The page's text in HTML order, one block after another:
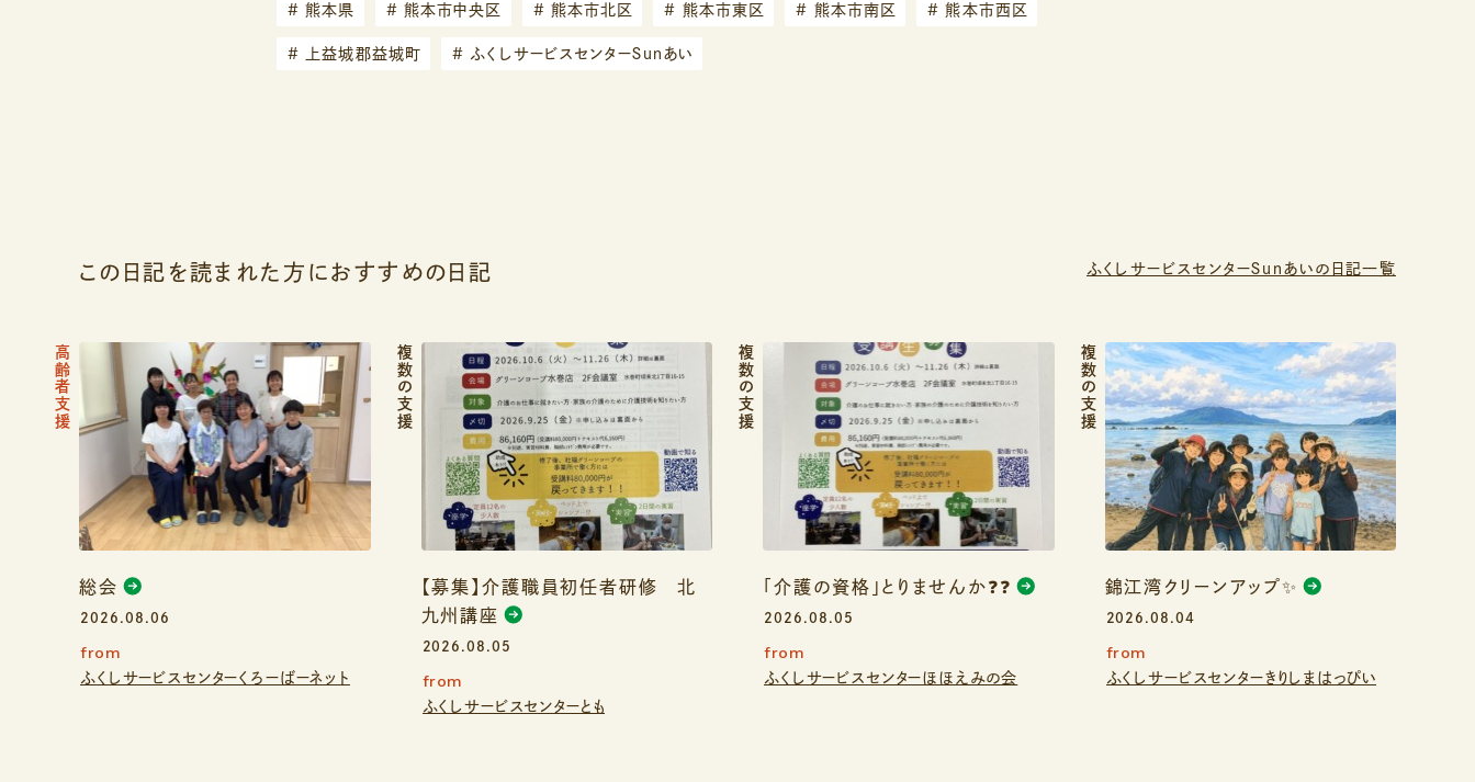
# 熊本県 # 熊本市中央区 # 熊本市北区 # 熊本市東区 # 熊本市南区 # 熊本市西区
# 上益城郡益城町 # ふくしサービスセンターＳｕｎあい
この日記を読まれた方におすすめの日記 ふくしサービスセンターＳｕｎあいの日記一覧
総会
2026.08.06
from
ふくしサービスセンターくろーばーネット
高齢者支援
【募集】介護職員初任者研修 北
九州講座
2026.08.05
from
ふくしサービスセンターとも
複数の支援
「介護の資格」とりませんか❓❓
2026.08.05
from
ふくしサービスセンターほほえみの会
複数の支援
錦江湾クリーンアップ✨
2026.08.04
from
ふくしサービスセンターきりしまはっぴい
複数の支援